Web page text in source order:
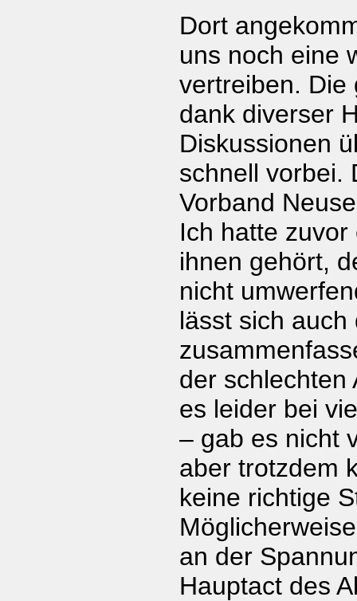
Dort
uns noch eine
vertreiben. Die
dank diverser
Diskussionen
schnell vorbei.
Vorband
Ich hatte
ihnen gehört,
nicht
lässt sich auch
der schlechten
es leider bei
– gab es nicht
aber trotzdem
keine richtige
an der
Hauptact des